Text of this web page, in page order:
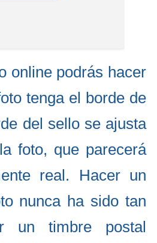
online podrás hacer
tenga el borde de
del sello se ajusta
foto, que parecerá
real. Hacer un
nunca ha sido tan
un timbre postal